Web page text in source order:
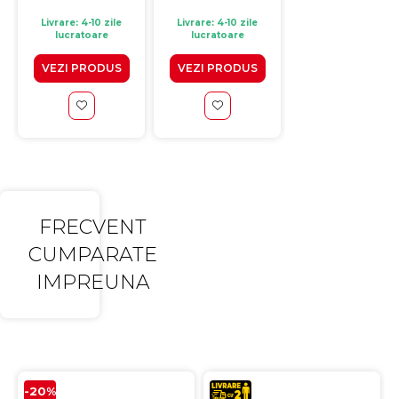
Livrare: 4-10 zile
lucratoare
VEZI PRODUS
Livrare: 4-10 zile
lucratoare
VEZI PRODUS
FRECVENT
CUMPARATE
IMPREUNA
-20%